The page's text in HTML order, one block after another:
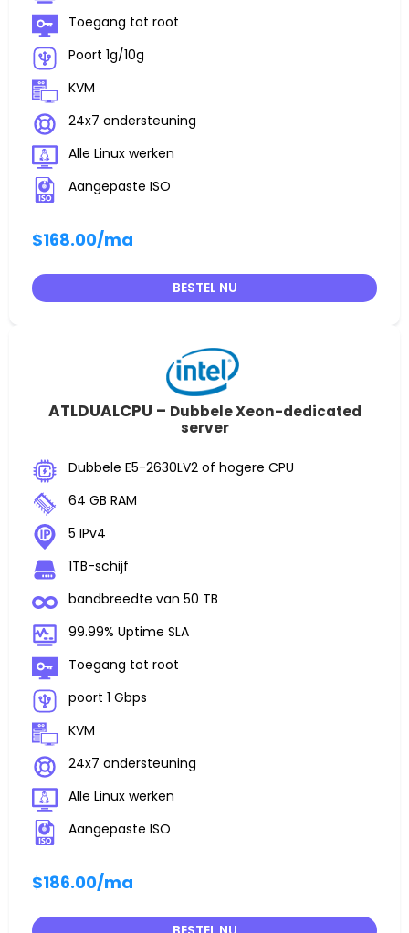
Toegang tot root
Poort 1g/10g
KVM
24x7 ondersteuning
Alle Linux werken
Aangepaste ISO
$168.00/ma
BESTEL NU
ATLDUALCPU – Dubbele Xeon-dedicated
server
Dubbele E5-2630LV2 of hogere CPU
64 GB RAM
5 IPv4
1TB-schijf
bandbreedte van 50 TB
99.99% Uptime SLA
Toegang tot root
poort 1 Gbps
KVM
24x7 ondersteuning
Alle Linux werken
Aangepaste ISO
$186.00/ma